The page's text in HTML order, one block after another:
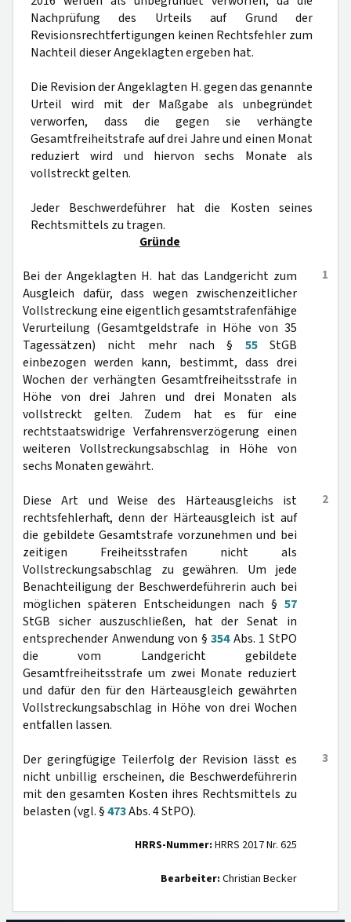
Nachprüfung des Urteils auf Grund der
Revisionsrechtfertigungen keinen Rechtsfehler zum
Nachteil dieser Angeklagten ergeben hat.
Die Revision der Angeklagten H. gegen das genannte
Urteil wird mit der Maßgabe als unbegründet
verworfen, dass die gegen sie verhängte
Gesamtfreiheitstrafe auf drei Jahre und einen Monat
reduziert wird und hiervon sechs Monate als
vollstreckt gelten.
Jeder Beschwerdeführer hat die Kosten seines
Rechtsmittels zu tragen.
Gründe
1
Bei der Angeklagten H. hat das Landgericht zum
Ausgleich dafür, dass wegen zwischenzeitlicher
Vollstreckung eine eigentlich gesamtstrafenfähige
Verurteilung (Gesamtgeldstrafe in Höhe von 35
Tagessätzen) nicht mehr nach § 55StGB
einbezogen werden kann, bestimmt, dass drei
Wochen der verhängten Gesamtfreiheitsstrafe in
Höhe von drei Jahren und drei Monaten als
vollstreckt gelten. Zudem hat es für eine
rechtstaatswidrige Verfahrensverzögerung einen
weiteren Vollstreckungsabschlag in Höhe von
sechs Monaten gewährt.
2
Diese Art und Weise des Härteausgleichs ist
rechtsfehlerhaft, denn der Härteausgleich ist auf
die gebildete Gesamtstrafe vorzunehmen und bei
zeitigen Freiheitsstrafen nicht als
Vollstreckungsabschlag zu gewähren. Um jede
Benachteiligung der Beschwerdeführerin auch bei
möglichen späteren Entscheidungen nach § 57
StGB sicher auszuschließen, hat der Senat in
entsprechender Anwendung von §354Abs. 1 StPO
die vom Landgericht gebildete
Gesamtfreiheitsstrafe um zwei Monate reduziert
und dafür den für den Härteausgleich gewährten
Vollstreckungsabschlag in Höhe von drei Wochen
entfallen lassen.
3
Der geringfügige Teilerfolg der Revision lässt es
nicht unbillig erscheinen, die Beschwerdeführerin
mit den gesamten Kosten ihres Rechtsmittels zu
belasten (vgl. §473Abs. 4 StPO).
HRRS-Nummer: HRRS 2017 Nr. 625
Bearbeiter: Christian Becker